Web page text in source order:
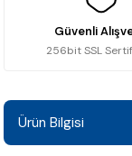
Güvenli
256bit SSL
Ürün Bilgisi